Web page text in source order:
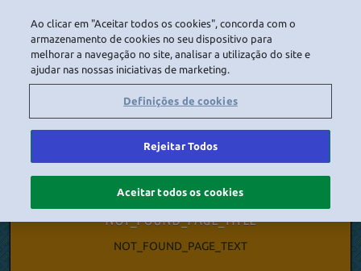
LOGIN NAVIGATION_NATIVE_HOTEL
NAVIGATION_SAFETY NAVIGATION_CREDITS
NOT_FOUND_PAGE_TITLE
NOT_FOUND_PAGE_TEXT
Ao clicar em "Aceitar todos os cookies", concorda com o
armazenamento de cookies no seu dispositivo para
melhorar a navegação no site, analisar a utilização do site e
ajudar nas nossas iniciativas de marketing.
Definições de cookies
Rejeitar Todos
Aceitar todos os cookies